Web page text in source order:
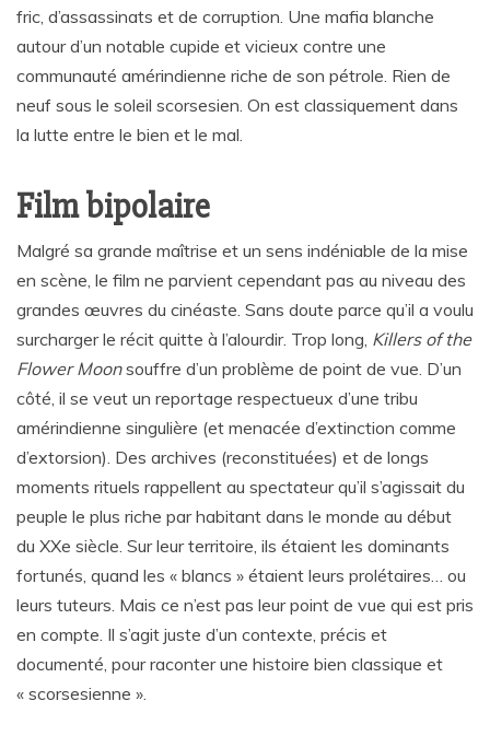
fric, d’assassinats et de corruption. Une mafia blanche
autour d’un notable cupide et vicieux contre une
communauté amérindienne riche de son pétrole. Rien de
neuf sous le soleil scorsesien. On est classiquement dans
la lutte entre le bien et le mal.
Film bipolaire
Malgré sa grande maîtrise et un sens indéniable de la mise
en scène, le film ne parvient cependant pas au niveau des
grandes œuvres du cinéaste. Sans doute parce qu’il a voulu
surcharger le récit quitte à l’alourdir. Trop long, Killers of the
Flower Moonsouffre d’un problème de point de vue. D’un
côté, il se veut un reportage respectueux d’une tribu
amérindienne singulière (et menacée d’extinction comme
d’extorsion). Des archives (reconstituées) et de longs
moments rituels rappellent au spectateur qu’il s’agissait du
peuple le plus riche par habitant dans le monde au début
du XXe siècle. Sur leur territoire, ils étaient les dominants
fortunés, quand les « blancs » étaient leurs prolétaires… ou
leurs tuteurs. Mais ce n’est pas leur point de vue qui est pris
en compte. Il s’agit juste d’un contexte, précis et
documenté, pour raconter une histoire bien classique et
« scorsesienne ».